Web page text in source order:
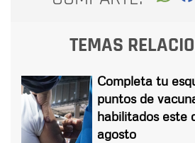
TEMAS
Completa tu
puntos de
habilitados este
agosto